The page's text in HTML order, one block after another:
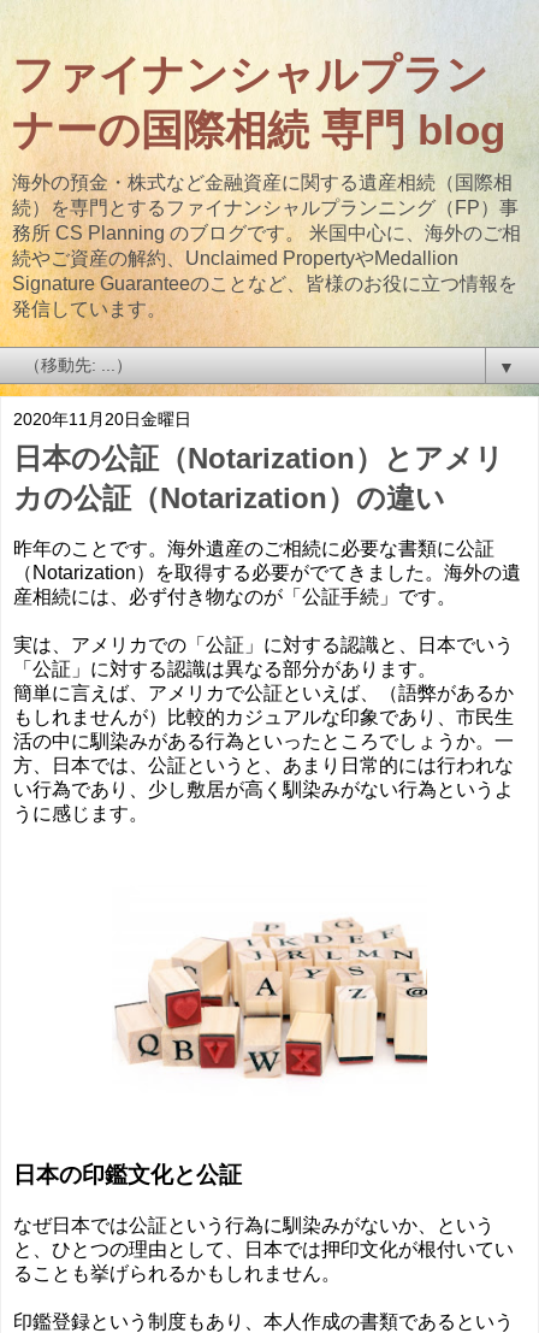
ファイナンシャルプラン
ナーの国際相続 専門 blog
海外の預金・株式など金融資産に関する遺産相続（国際相
続）を専門とするファイナンシャルプランニング（FP）事
務所 CS Planning のブログです。 米国中心に、海外のご相
続やご資産の解約、Unclaimed PropertyやMedallion
Signature Guaranteeのことなど、皆様のお役に立つ情報を
発信しています。
▼
2020年11月20日金曜日
日本の公証（Notarization）とアメリ
カの公証（Notarization）の違い
昨年のことです。海外遺産のご相続に必要な書類に公証
（Notarization）を取得する必要がでてきました。海外の遺
産相続には、必ず付き物なのが「公証手続」です。
実は、アメリカでの「公証」に対する認識と、日本でいう
「公証」に対する認識は異なる部分があります。
簡単に言えば、アメリカで公証といえば、（語弊があるか
もしれませんが）比較的カジュアルな印象であり、市民生
活の中に馴染みがある行為といったところでしょうか。一
方、日本では、公証というと、あまり日常的には行われな
い行為であり、少し敷居が高く馴染みがない行為というよ
うに感じます。
日本の印鑑文化と公証
なぜ日本では公証という行為に馴染みがないか、という
と、ひとつの理由として、日本では押印文化が根付いてい
ることも挙げられるかもしれません。
印鑑登録という制度もあり、本人作成の書類であるという